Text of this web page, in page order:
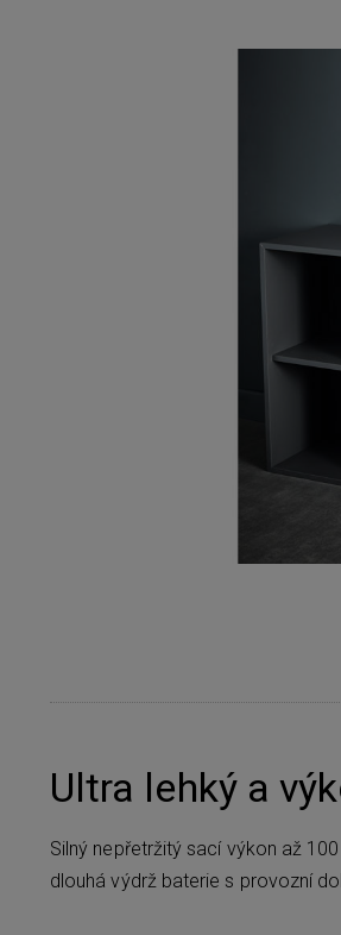
Ultra lehký a
Silný nepřetržitý sací výkon až
dlouhá výdrž baterie s provozní